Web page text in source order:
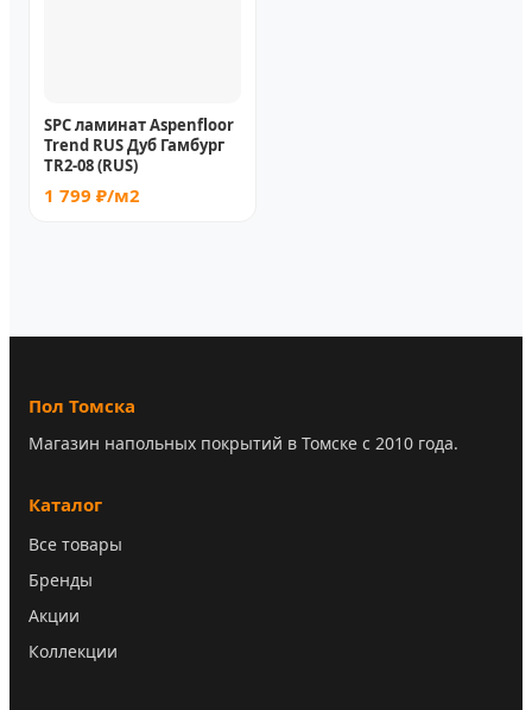
SPC ламинат Aspenfloor
Trend RUS Дуб Гамбург
TR2-08 (RUS)
1 799 ₽/м2
Пол Томска
Магазин напольных покрытий в Томске с 2010 года.
Каталог
Все товары
Бренды
Акции
Коллекции